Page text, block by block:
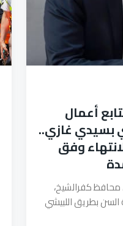
أعمال
بسيدي غازي..
وفق
كفرالشيخ،
بطريق اللبيشي